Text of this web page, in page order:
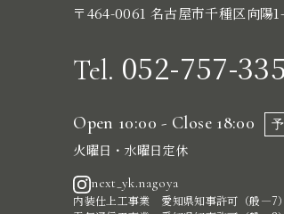
〒464-0061 名古屋市千種区向陽
Tel. 052-757-
Open 10:00 - Close 18:00
火曜日・水曜日定休
next_yk.nagoya
内装仕上工事業 愛知県知事許可（般―7